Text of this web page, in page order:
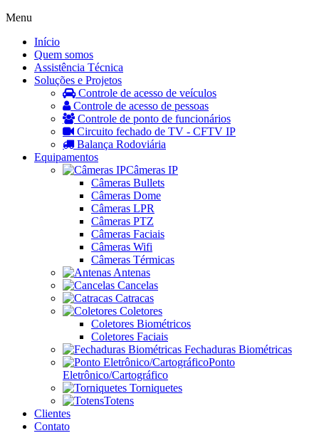
Menu
Início
Quem somos
Assistência Técnica
Soluções e Projetos
Controle de acesso de veículos
Controle de acesso de pessoas
Controle de ponto de funcionários
Circuito fechado de TV - CFTV IP
Balança Rodoviária
Equipamentos
Câmeras IP
Câmeras Bullets
Câmeras Dome
Câmeras LPR
Câmeras PTZ
Câmeras Faciais
Câmeras Wifi
Câmeras Térmicas
Antenas
Cancelas
Catracas
Coletores
Coletores Biométricos
Coletores Faciais
Fechaduras Biométricas
Ponto
Eletrônico/Cartográfico
Torniquetes
Totens
Clientes
Contato